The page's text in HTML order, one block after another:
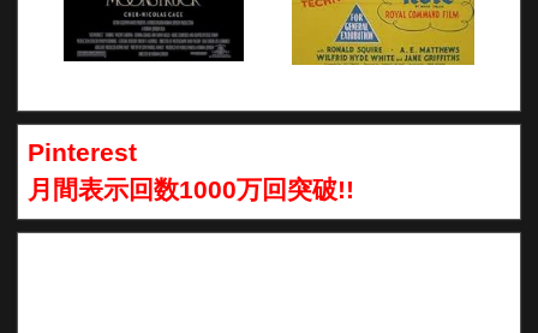
Pinterest
月間表示回数1000万回突破!!